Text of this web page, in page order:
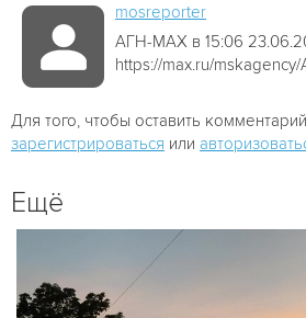
mosreporter
АГН-МАХ в 15:06
https://max.ru/mskagency/
Для того, чтобы оставить
зарегистрироваться или
Ещё